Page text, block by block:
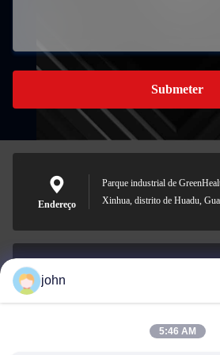
Submeter
Endereço
Parque industrial de
Xinhua, distrito de Huadu,
john
5:46 AM